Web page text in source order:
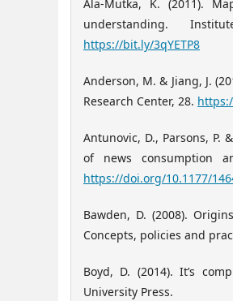
Ala-Mutka, K. (2011).
understanding.
https://bit.ly/3qYETP8
Anderson, M. & Jiang, J.
Research Center, 28.
Antunovic, D., Parsons, P.
of news consumption
https://doi.org/10.1177/
Bawden, D. (2008).
Concepts, policies and
Boyd, D. (2014). It’s
University Press.